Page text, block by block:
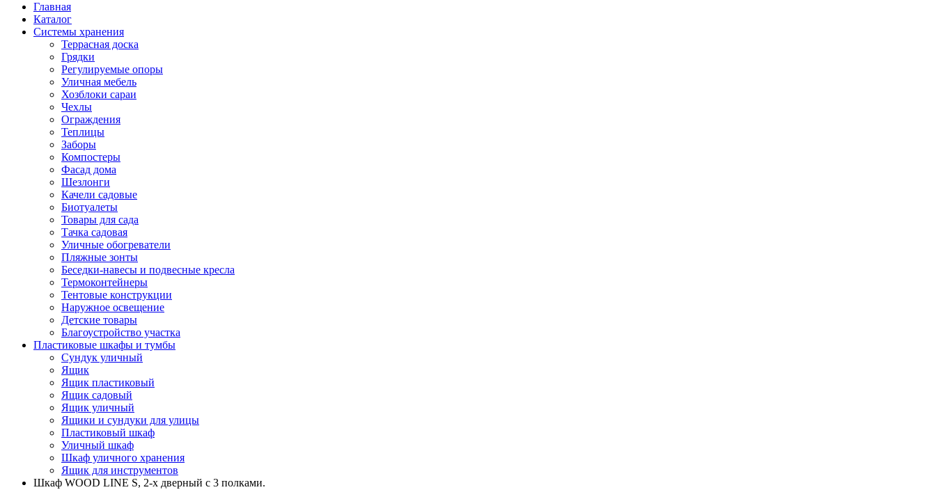
Главная
Каталог
Системы хранения
Террасная доска
Грядки
Регулируемые опоры
Уличная мебель
Хозблоки сараи
Чехлы
Ограждения
Теплицы
Заборы
Компостеры
Фасад дома
Шезлонги
Качели садовые
Биотуалеты
Товары для сада
Тачка садовая
Уличные обогреватели
Пляжные зонты
Беседки-навесы и подвесные кресла
Термоконтейнеры
Тентовые конструкции
Наружное освещение
Детские товары
Благоустройство участка
Пластиковые шкафы и тумбы
Сундук уличный
Ящик
Ящик пластиковый
Ящик садовый
Ящик уличный
Ящики и сундуки для улицы
Пластиковый шкаф
Уличный шкаф
Шкаф уличного хранения
Ящик для инструментов
Шкаф WOOD LINE S, 2-х дверный с 3 полками.